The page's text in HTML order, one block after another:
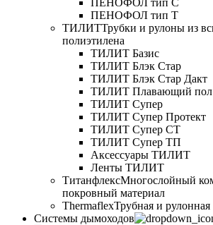
ПЕНОФОЛ тип C
ПЕНОФОЛ тип T
ТИЛИТТрубки и рулоны из
полиэтилена
ТИЛИТ Базис
ТИЛИТ Блэк Стар
ТИЛИТ Блэк Стар Дакт
ТИЛИТ Плавающий пол
ТИЛИТ Супер
ТИЛИТ Супер Протект
ТИЛИТ Супер СТ
ТИЛИТ Супер ТП
Аксессуары ТИЛИТ
Ленты ТИЛИТ
ТитанфлексМногослойный
покровный материал
ThermaflexТрубная и рулонная
Cистемы дымоходов